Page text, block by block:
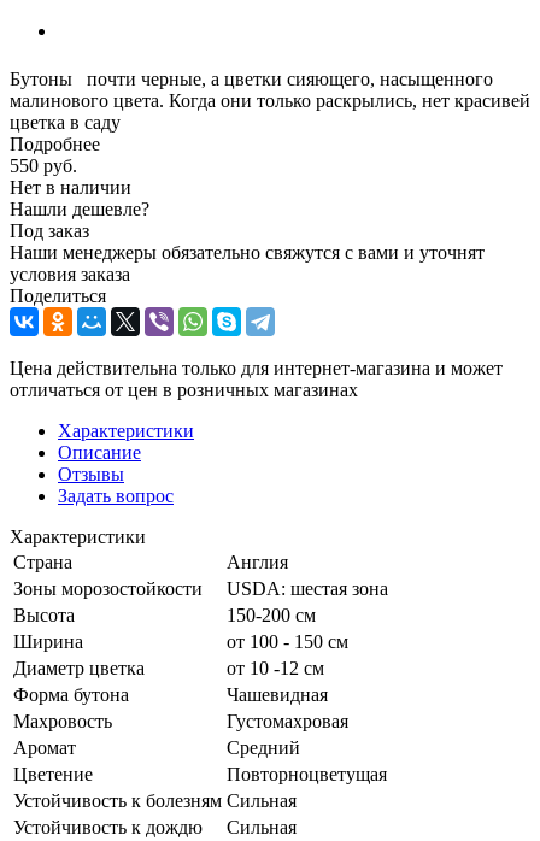
Бутоны почти черные, а цветки сияющего, насыщенного
малинового цвета. Когда они только раскрылись, нет красивей
цветка в саду
Подробнее
550 руб.
Нет в наличии
Нашли дешевле?
Под заказ
Наши менеджеры обязательно свяжутся с вами и уточнят
условия заказа
Поделиться
Цена действительна только для интернет-магазина и может
отличаться от цен в розничных магазинах
Характеристики
Описание
Отзывы
Задать вопрос
Характеристики
Страна
Англия
Зоны морозостойкости
USDA: шестая зона
Высота
150-200 см
Ширина
от 100 - 150 см
Диаметр цветка
от 10 -12 см
Форма бутона
Чашевидная
Махровость
Густомахровая
Аромат
Средний
Цветение
Повторноцветущая
Устойчивость к болезням Сильная
Устойчивость к дождю
Сильная